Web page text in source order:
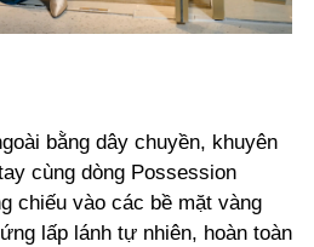
bằng dây chuyền, khuyên
cùng dòng Possession
chiếu vào các bề mặt vàng
lấp lánh tự nhiên, hoàn toàn